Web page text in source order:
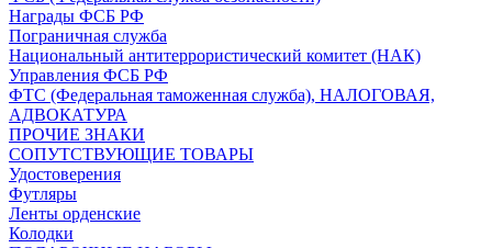
Награды ФСБ РФ
Пограничная служба
Национальный антитеррористический комитет (НАК)
Управления ФСБ РФ
ФТС (Федеральная таможенная служба), НАЛОГОВАЯ,
АДВОКАТУРА
ПРОЧИЕ ЗНАКИ
СОПУТСТВУЮЩИЕ ТОВАРЫ
Удостоверения
Футляры
Ленты орденские
Колодки